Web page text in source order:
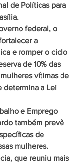
de Políticas para
federal, o
a
e romper o ciclo
de 10% das
vítimas de
determina a Lei
e Emprego
também prevê
de
mulheres.
que reuniu mais